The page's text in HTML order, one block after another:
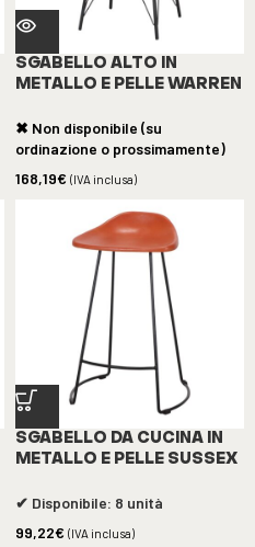
SGABELLO ALTO IN
METALLO E PELLE WARREN
✖ Non disponibile (su
ordinazione o prossimamente)
168,19€ (IVA inclusa)
SGABELLO DA CUCINA IN
METALLO E PELLE SUSSEX
✔ Disponibile: 8 unità
99,22€ (IVA inclusa)